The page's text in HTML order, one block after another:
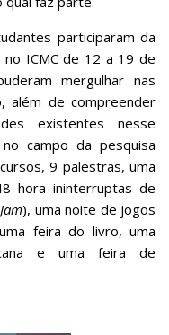
participaram da
ICMC de 12 a 19 de
mergulhar nas
além de compreender
existentes nesse
campo da pesquisa
9 palestras, uma
hora ininterruptas de
), uma noite de jogos
feira do livro, uma
e uma feira de